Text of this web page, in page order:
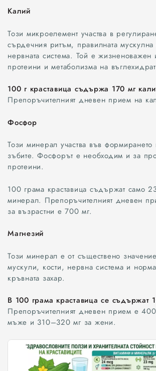
Калий
Този микроелемент участва в
сърдечния ритъм, правилната
нервната система. Той е жизненоважен
протеини и метаболизма на
100 г краставица съдържа 170 мг
Препоръчителният дневен прием на
Фосфор
Този минерал участва във формирането
зъбите. Фосфорът е необходим и за
протеини.
100 грама краставица съдържат само
минерал. Препоръчителният дневен
за възрастни е 700 мг.
Магнезий
Този минерал е от съществено
мускули, кости, нервна система и
кръвната захар.
В 100 грама краставица се съдържат
Препоръчителният дневен прием е
мъже и 310–320 мг за жени.